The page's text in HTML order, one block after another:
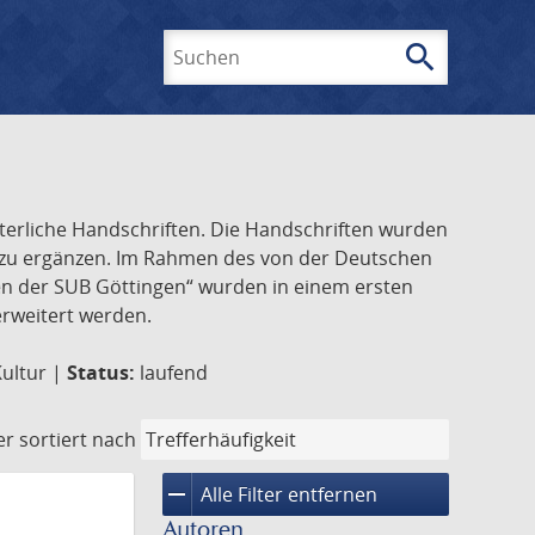
search
Handschriften. Die Handschriften wurden
ergänzen. Im Rahmen des von der Deutschen
SUB Göttingen“ wurden in einem ersten
werden.
| Status: laufend
sortiert nach
remove Alle Filter entfernen